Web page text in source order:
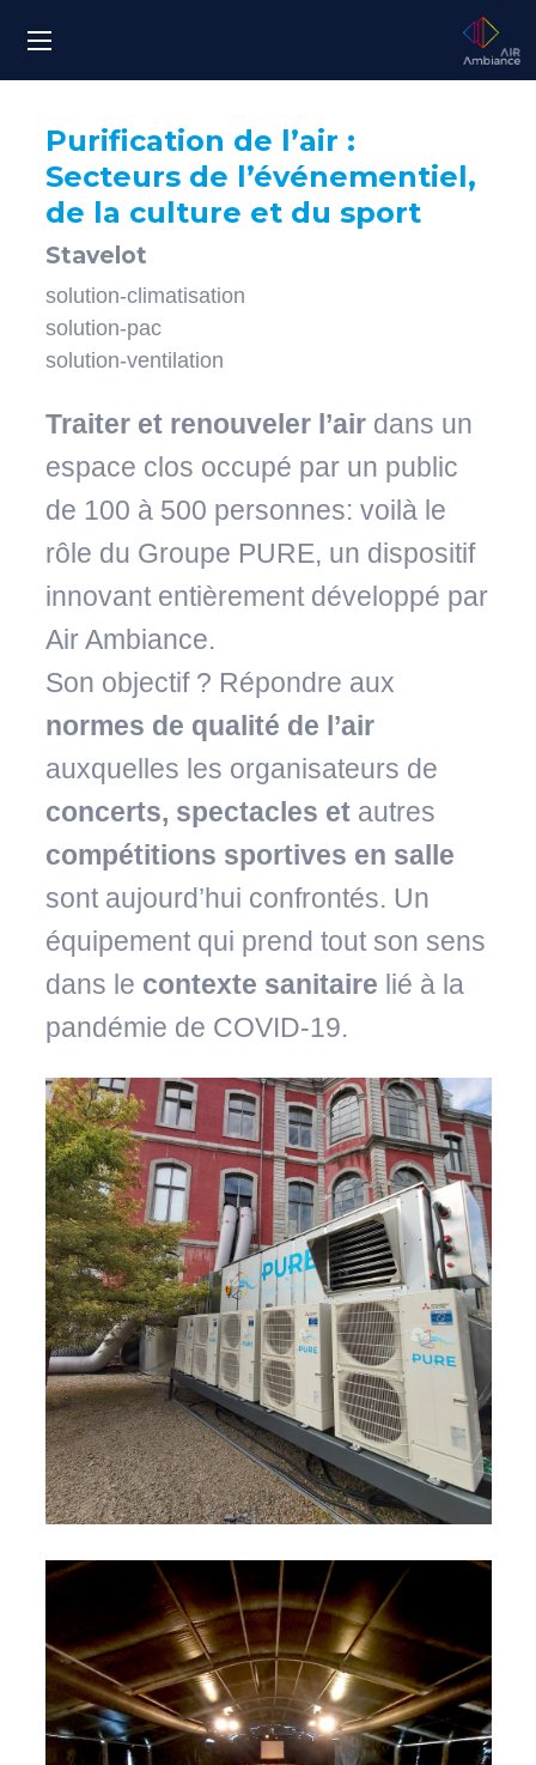
contenu
Purification de l’air :
Secteurs de l’événementiel,
de la culture et du sport
Stavelot
solution-climatisation
solution-pac
solution-ventilation
Traiter et renouveler l’airdans un
espace clos occupé par un public
de 100 à 500 personnes: voilà le
rôle du Groupe PURE, un dispositif
innovant entièrement développé par
Air Ambiance.
Son objectif ? Répondre aux
normes de qualité de l’air
auxquelles les organisateurs de
concerts, spectacles etautres
compétitions sportives en salle
sont aujourd’hui confrontés. Un
équipement qui prend tout son sens
dans le contexte sanitaire lié à la
pandémie de COVID-19.
Image